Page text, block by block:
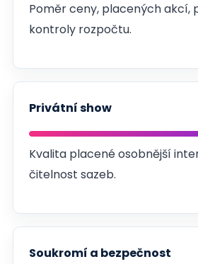
Poměr ceny, placených akcí,
kontroly rozpočtu.
Privátní show
Kvalita placené osobnější
čitelnost sazeb.
Soukromí a bezpečnost